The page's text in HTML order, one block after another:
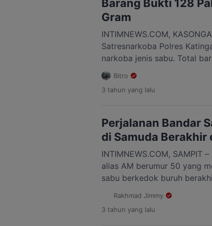
Barang Bukti 128
Gram
INTIMNEWS.COM,
Satresnarkoba Polres
narkoba jenis sabu. Total
sebanyak 128 paket sabu
tersebut disampaikan
W saat menggelar press rilis
[…]
Bitro
3 tahun yang lalu
Perjalanan Bandar
di Samuda Berakhir
INTIMNEWS.COM, SAMPIT
alias AM berumur 50 yang
sabu berkedok buruh
pria itu sempat membuat
jeruji besi lantaran saat
Rakhmad Jimmy
3 tahun yang lalu